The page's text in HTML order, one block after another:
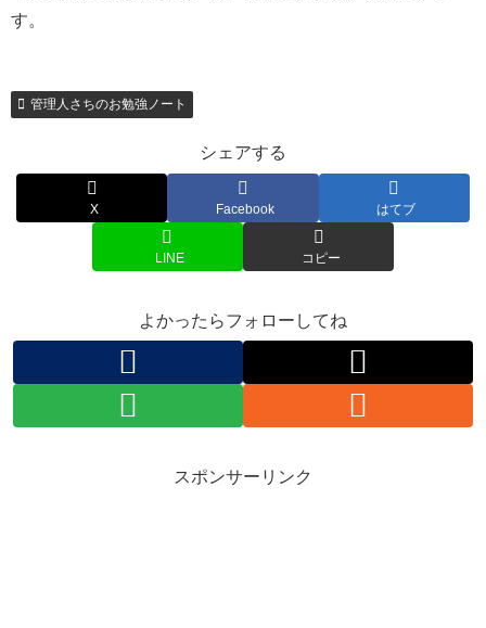
す。
管理人さちのお勉強ノート
シェアする
X Facebook はてブ
LINE コピー
よかったらフォローしてね
スポンサーリンク